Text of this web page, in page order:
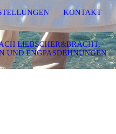
KONTAKT
LIEBSCHER&BRACHT,
UND ENGPASDEHNUNGEN